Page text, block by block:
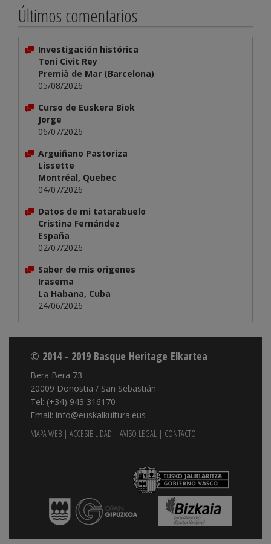
Últimos comentarios
Investigación histórica
Toni Civit Rey
Premià de Mar (Barcelona)
05/08/2026
Curso de Euskera Biok
Jorge
06/07/2026
Arguiñano Pastoriza
Lissette
Montréal, Quebec
04/07/2026
Datos de mi tatarabuelo
Cristina Fernández
España
02/07/2026
Saber de mis origenes
Irasema
La Habana, Cuba
24/06/2026
© 2014 - 2019 Basque Heritage Elkartea
Bera Bera 73
20009 Donostia / San Sebastián
Tel: (+34) 943 316170
Email: info@euskalkultura.eus
MAPA WEB | ACCESIBILIDAD | AVISO LEGAL | CONTACTO